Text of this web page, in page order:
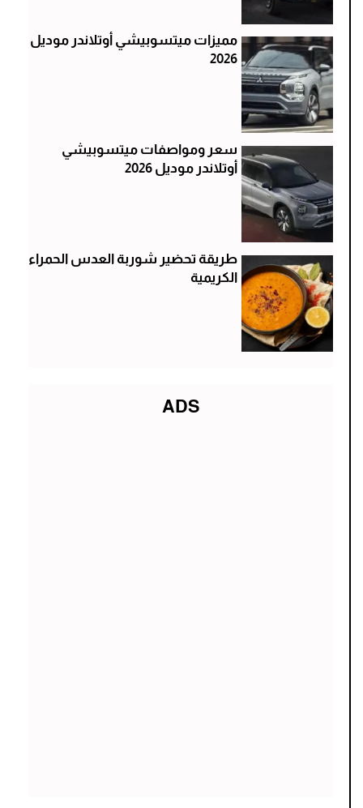
مميزات ميتسوبيشي أوتلاندر موديل
2026
سعر ومواصفات ميتسوبيشي
أوتلاندر موديل 2026
طريقة تحضير شوربة العدس الحمراء
الكريمية
ADS